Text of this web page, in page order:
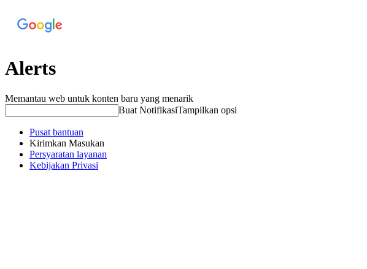
Alerts
Memantau web untuk konten baru yang menarik
Buat NotifikasiTampilkan opsi
Pusat bantuan
Kirimkan Masukan
Persyaratan layanan
Kebijakan Privasi